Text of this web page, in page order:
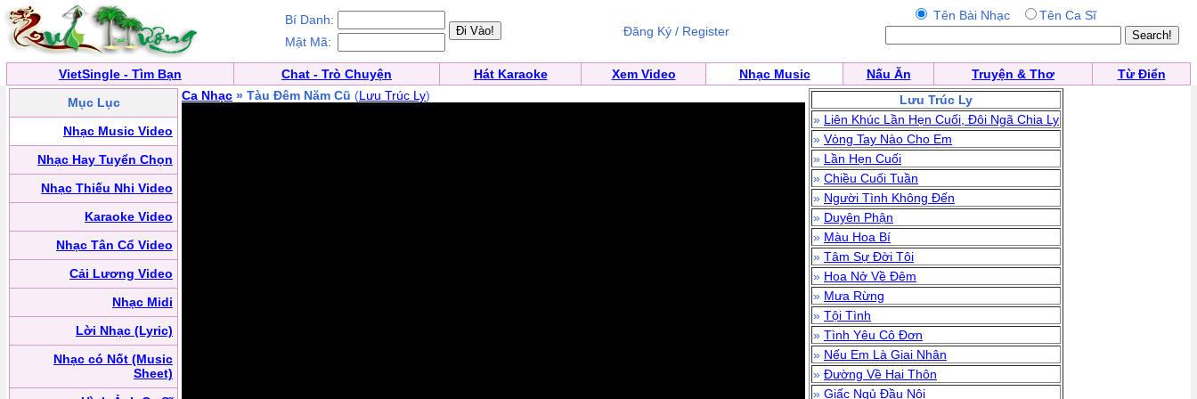
Bí Danh:
Mật Mã:
Đăng Ký / Register
Tên Bài Nhạc Tên Ca Sĩ
VietSingle - Tìm Bạn Chat - Trò Chuyện Hát Karaoke Xem Video Nhạc Music Nấu Ăn Truyện & Thơ
Từ Điển
Mục Lục
Nhạc Music Video
Nhạc Hay Tuyển Chọn
Nhạc Thiếu Nhi Video
Karaoke Video
Nhạc Tân Cổ Video
Cải Lương Video
Nhạc Midi
Lời Nhạc (Lyric)
Nhạc có Nốt (Music
Sheet)
Ca Nhạc » Tàu Đêm Năm Cũ (Lưu Trúc Ly)
Lưu Trúc Ly
» Liên Khúc Lần Hẹn Cuối, Đôi Ngã Chia Ly
» Vòng Tay Nào Cho Em
» Lần Hẹn Cuối
» Chiều Cuối Tuần
» Người Tình Không Đến
» Duyên Phận
» Màu Hoa Bí
» Tâm Sự Đời Tôi
» Hoa Nở Về Đêm
» Mưa Rừng
» Tội Tình
» Tình Yêu Cô Đơn
» Nếu Em Là Giai Nhân
» Đường Về Hai Thôn
» Giấc Ngủ Đầu Nôi